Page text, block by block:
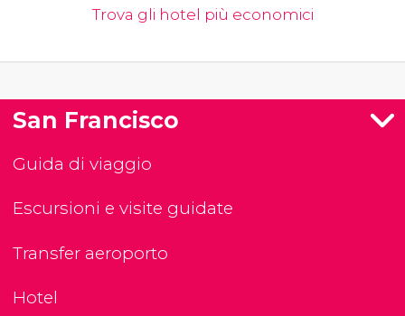
Trova gli hotel più economici
San Francisco
Guida di viaggio
Escursioni e visite guidate
Transfer aeroporto
Hotel